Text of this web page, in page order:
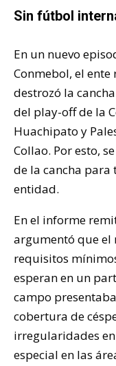
Sin fútbol
En un nuevo
Conmebol, el
destrozó la
del play-off de la
Huachipato y
Collao. Por esto,
de la cancha para
entidad.
En el informe
argumentó que el
requisitos
esperan en un
campo
cobertura de
irregularidades
especial en las